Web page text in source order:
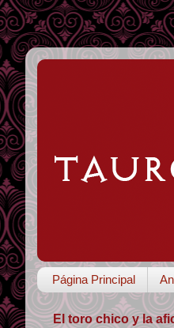
Página Principal
El toro chico y la